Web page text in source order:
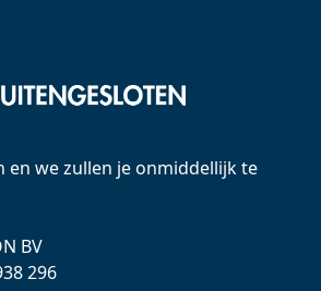
en we zullen je onmiddellijk te
BV
296